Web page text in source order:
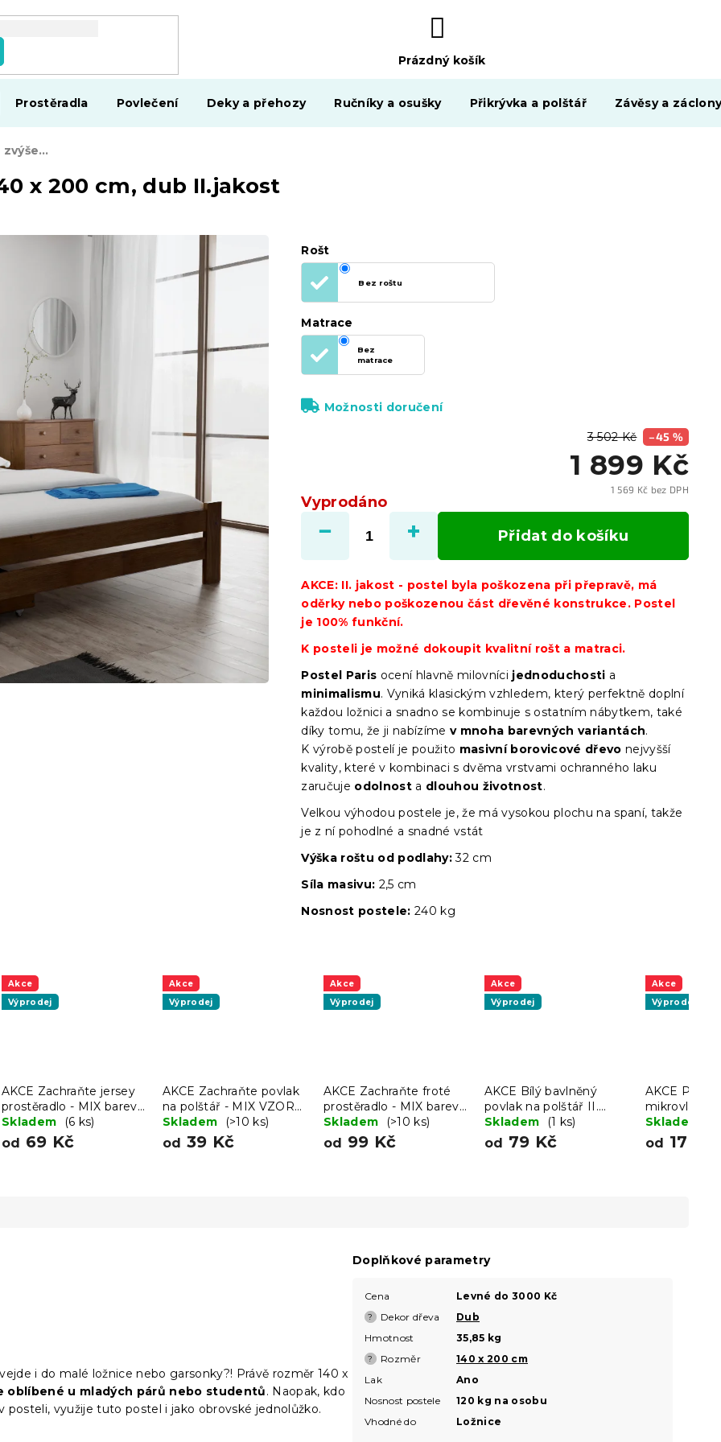
NÁKUPNÍ
KOŠÍK
Prázdný košík
Prostěradla Povlečení Deky a přehozy Ručníky a osušky Přikrývka a polštář Závěsy a
AKCE Postel PARIS zvýšená 140 x 200 cm, dub II.jakost
x 200 cm, dub II.jakost
3 502 Kč –45 %
1 899 Kč
1 569 Kč bez DPH
cena:
Vyprodáno
Rošt
Bez roštu
Matrace
Bez
matrace
Možnosti doručení
Přidat do košíku
AKCE: II. jakost - postel byla poškozena při přepravě, má
oděrky nebo poškozenou část dřevěné konstrukce. Postel
je 100% funkční.
K posteli je možné dokoupit kvalitní rošt a matraci.
Postel Paris ocení hlavně milovníci jednoduchosti a
minimalismu. Vyniká klasickým vzhledem, který perfektně doplní
každou ložnici a snadno se kombinuje s ostatním nábytkem, také
díky tomu, že ji nabízímev mnoha barevných variantách.
K výrobě postelí je použito masivní borovicové dřevo nejvyšší
kvality, které v kombinaci s dvěma vrstvami ochranného laku
zaručuje odolnost a dlouhou životnost.
Velkou výhodou postele je, že má vysokou plochu na spaní, takže
je z ní pohodlné a snadné vstát
Výška roštu od podlahy:32 cm
Síla masivu: 2,5 cm
Nosnost postele: 240 kg
Akce
Výprodej
AKCE Zachraňte jersey
prostěradlo - MIX barev
II. jakost
Skladem (6 ks)
od 69 Kč
Akce
Výprodej
AKCE Zachraňte povlak
na polštář - MIX VZORŮ
A BAREV II.jakost
Skladem (>10 ks)
od 39 Kč
Akce
Výprodej
AKCE Zachraňte froté
prostěradlo - MIX barev
II. jakost
Skladem (>10 ks)
od 99 Kč
Akce
Výprodej
AKCE Bílý bavlněný
povlak na polštář II.
jakost
Skladem (1 ks)
od 79 Kč
Akce
Výprodej
AKCE
mikrovlákna
VZORŮ
Skladem
od 179
i do malé ložnice nebo garsonky?! Právě rozměr 140 x
oblíbené u mladých párů nebo studentů. Naopak, kdo
posteli, využije tuto postel i jako obrovské jednolůžko.
Doplňkové parametry
Cena Levné do 3000 Kč
? Dekor dřeva
Dub
Hmotnost
35,85 kg
? Rozměr
140 x 200 cm
Lak
Ano
Nosnost postele
120 kg na osobu
Vhodné do
Ložnice